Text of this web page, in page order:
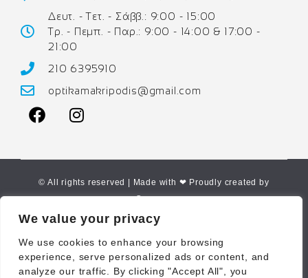
We value your privacy
We use cookies to enhance your browsing
experience, serve personalized ads or content, and
analyze our traffic. By clicking "Accept All", you
Δευτ. - Τετ. - Σάββ.: 9:00 - 15:00
Τρ. - Πεμπ. - Παρ.: 9:00 - 14:00 & 17:00 -
21:00
210 6395910
optikamakripodis@gmail.com
© All rights reserved | Made with ❤ Proudly created by
Corne.gr